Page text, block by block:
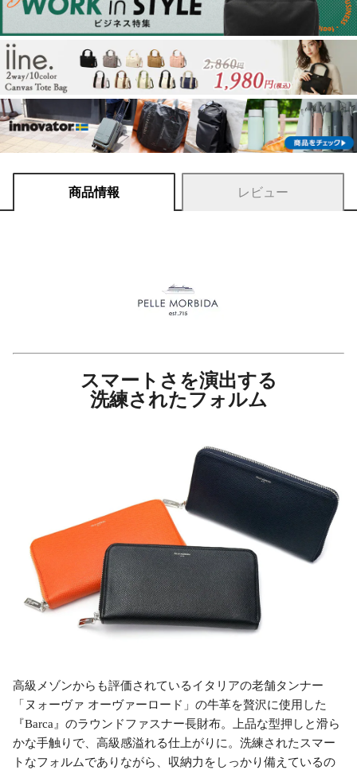
商品情報 レビュー
スマートさを演出する
洗練されたフォルム
高級メゾンからも評価されているイタリアの老舗タンナー
「ヌォーヴァ オーヴァーロード」の牛革を贅沢に使用した
『Barca』のラウンドファスナー長財布。上品な型押しと滑ら
かな手触りで、高級感溢れる仕上がりに。洗練されたスマー
トなフォルムでありながら、収納力をしっかり備えているの